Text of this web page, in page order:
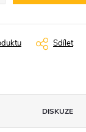
Sdílet
DISKUZE